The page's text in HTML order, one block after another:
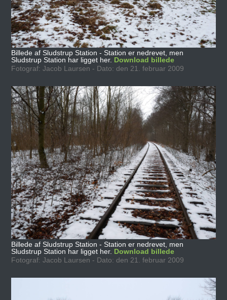
Billede af Sludstrup Station - Station er nedrevet, men
Sludstrup Station har ligget her. Download billede
Fotograf: Jacob Laursen - Dato: den 21. februar 2009
Billede af Sludstrup Station - Station er nedrevet, men
Sludstrup Station har ligget her. Download billede
Fotograf: Jacob Laursen - Dato: den 21. februar 2009